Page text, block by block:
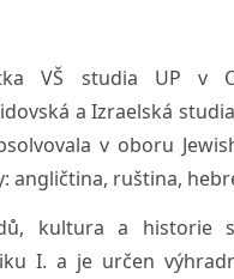
VŠ studia UP v
a Izraelská
v oboru
angličtina, ruština,
kultura a historie
I. a je určen